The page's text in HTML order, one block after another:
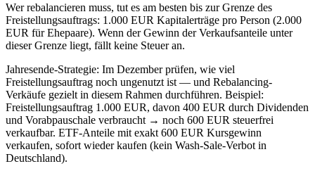
Wer rebalancieren muss, tut es am besten bis zur Grenze des
Freistellungsauftrags: 1.000 EUR Kapitalerträge pro Person (2.000
EUR für Ehepaare). Wenn der Gewinn der Verkaufsanteile unter
dieser Grenze liegt, fällt keine Steuer an.
Jahresende-Strategie: Im Dezember prüfen, wie viel
Freistellungsauftrag noch ungenutzt ist — und Rebalancing-
Verkäufe gezielt in diesem Rahmen durchführen. Beispiel:
Freistellungsauftrag 1.000 EUR, davon 400 EUR durch Dividenden
und Vorabpauschale verbraucht → noch 600 EUR steuerfrei
verkaufbar. ETF-Anteile mit exakt 600 EUR Kursgewinn
verkaufen, sofort wieder kaufen (kein Wash-Sale-Verbot in
Deutschland).